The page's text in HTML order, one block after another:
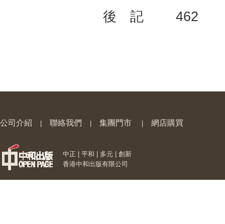
後 記 462
公司介紹 聯絡我們 集團門市 網店購買
中正 | 平和 | 多元 | 創新
香港中和出版有限公司